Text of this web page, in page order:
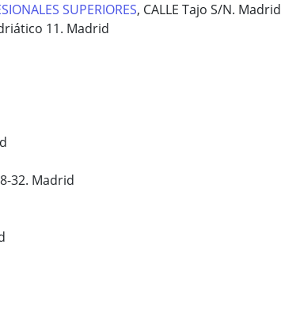
SUPERIORES, CALLE Tajo S/N. Madrid
11. Madrid
32. Madrid